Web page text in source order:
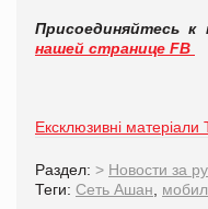
Присоединяйтесь к
нашей странице FB
Ексклюзивні
Раздел: > Новости за
Теги: Сеть Ашан